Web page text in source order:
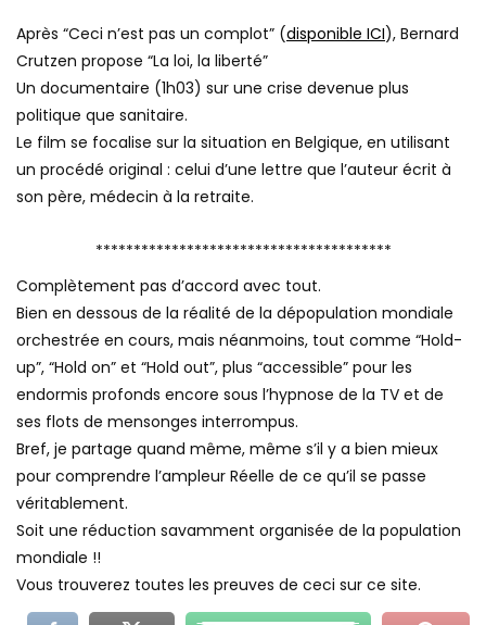
Après “Ceci n’est pas un complot” (disponible ICI), Bernard
Crutzen propose “La loi, la liberté”
Un documentaire (1h03) sur une crise devenue plus
politique que sanitaire.
Le film se focalise sur la situation en Belgique, en utilisant
un procédé original : celui d’une lettre que l’auteur écrit à
son père, médecin à la retraite.
***************************************
Complètement pas d’accord avec tout.
Bien en dessous de la réalité de la dépopulation mondiale
orchestrée en cours, mais néanmoins, tout comme “Hold-
up”, “Hold on” et “Hold out”, plus “accessible” pour les
endormis profonds encore sous l’hypnose de la TV et de
ses flots de mensonges interrompus.
Bref, je partage quand même, même s’il y a bien mieux
pour comprendre l’ampleur Réelle de ce qu’il se passe
véritablement.
Soit une réduction savamment organisée de la population
mondiale !!
Vous trouverez toutes les preuves de ceci sur ce site.